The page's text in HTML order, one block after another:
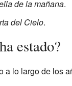
de la mañana.
del Cielo.
estado?
a lo largo de los